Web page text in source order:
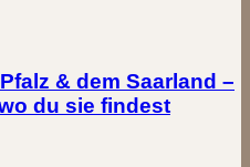
& dem Saarland –
du sie findest